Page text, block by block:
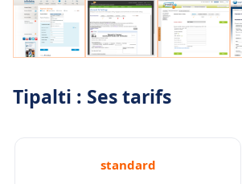
Tipalti : Ses tarifs
standard